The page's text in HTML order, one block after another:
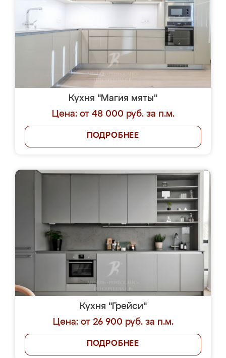
Кухня "Магия мяты"
Цена: от 48 000 руб. за п.м.
ПОДРОБНЕЕ
Кухня "Грейси"
Цена: от 26 900 руб. за п.м.
ПОДРОБНЕЕ